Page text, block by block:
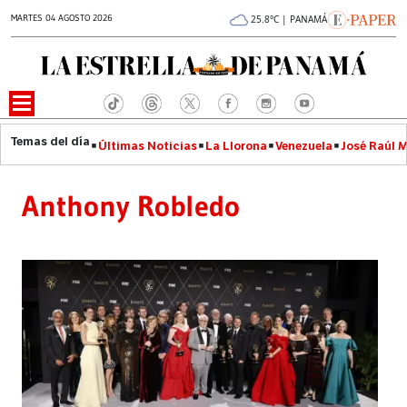
MARTES 04 AGOSTO 2026 25.8°C | PANAMÁ
Últimas Noticias La Llorona Venezuela José Raúl
Anthony Robledo